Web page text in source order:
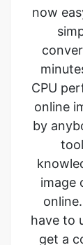
CPU
online
by
image
have to
get a